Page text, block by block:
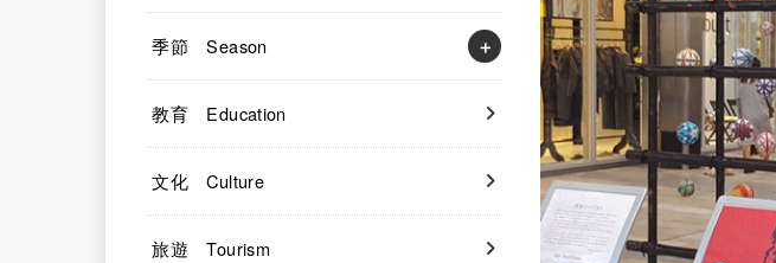
季節 Season
教育 Education
文化 Culture
旅遊 Tourism